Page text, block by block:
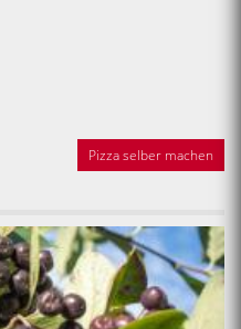
Pizza selber machen